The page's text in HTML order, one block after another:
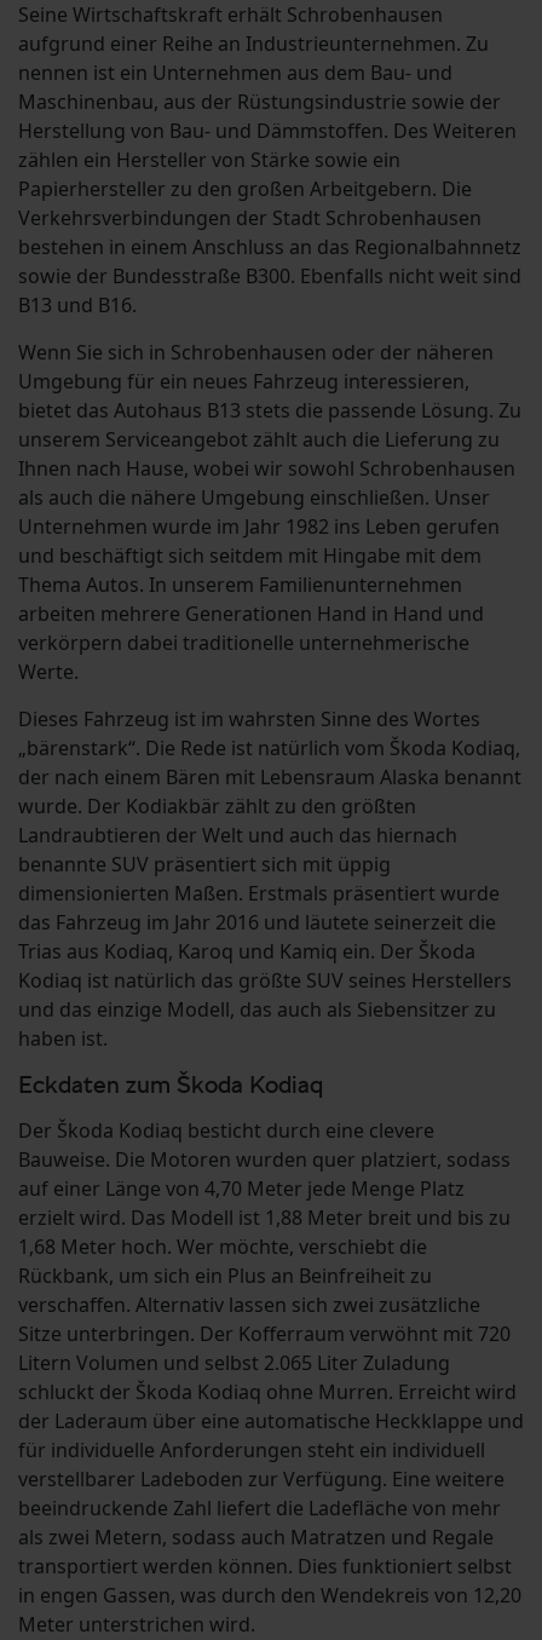
Seine Wirtschaftskraft erhält Schrobenhausen
aufgrund einer Reihe an Industrieunternehmen. Zu
nennen ist ein Unternehmen aus dem Bau- und
Maschinenbau, aus der Rüstungsindustrie sowie der
Herstellung von Bau- und Dämmstoffen. Des Weiteren
zählen ein Hersteller von Stärke sowie ein
Papierhersteller zu den großen Arbeitgebern. Die
Verkehrsverbindungen der Stadt Schrobenhausen
bestehen in einem Anschluss an das Regionalbahnnetz
sowie der Bundesstraße B300. Ebenfalls nicht weit sind
B13 und B16.
Wenn Sie sich in Schrobenhausen oder der näheren
Umgebung für ein neues Fahrzeug interessieren,
bietet das Autohaus B13 stets die passende Lösung. Zu
unserem Serviceangebot zählt auch die Lieferung zu
Ihnen nach Hause, wobei wir sowohl Schrobenhausen
als auch die nähere Umgebung einschließen. Unser
Unternehmen wurde im Jahr 1982 ins Leben gerufen
und beschäftigt sich seitdem mit Hingabe mit dem
Thema Autos. In unserem Familienunternehmen
arbeiten mehrere Generationen Hand in Hand und
verkörpern dabei traditionelle unternehmerische
Werte.
Dieses Fahrzeug ist im wahrsten Sinne des Wortes
„bärenstark“. Die Rede ist natürlich vom Škoda Kodiaq,
der nach einem Bären mit Lebensraum Alaska benannt
wurde. Der Kodiakbär zählt zu den größten
Landraubtieren der Welt und auch das hiernach
benannte SUV präsentiert sich mit üppig
dimensionierten Maßen. Erstmals präsentiert wurde
das Fahrzeug im Jahr 2016 und läutete seinerzeit die
Trias aus Kodiaq, Karoq und Kamiq ein. Der Škoda
Kodiaq ist natürlich das größte SUV seines Herstellers
und das einzige Modell, das auch als Siebensitzer zu
haben ist.
Eckdaten zum Škoda Kodiaq
Der Škoda Kodiaq besticht durch eine clevere
Bauweise. Die Motoren wurden quer platziert, sodass
auf einer Länge von 4,70 Meter jede Menge Platz
erzielt wird. Das Modell ist 1,88 Meter breit und bis zu
1,68 Meter hoch. Wer möchte, verschiebt die
Rückbank, um sich ein Plus an Beinfreiheit zu
verschaffen. Alternativ lassen sich zwei zusätzliche
Sitze unterbringen. Der Kofferraum verwöhnt mit 720
Litern Volumen und selbst 2.065 Liter Zuladung
schluckt der Škoda Kodiaq ohne Murren. Erreicht wird
der Laderaum über eine automatische Heckklappe und
für individuelle Anforderungen steht ein individuell
verstellbarer Ladeboden zur Verfügung. Eine weitere
beeindruckende Zahl liefert die Ladefläche von mehr
als zwei Metern, sodass auch Matratzen und Regale
transportiert werden können. Dies funktioniert selbst
in engen Gassen, was durch den Wendekreis von 12,20
Meter unterstrichen wird.